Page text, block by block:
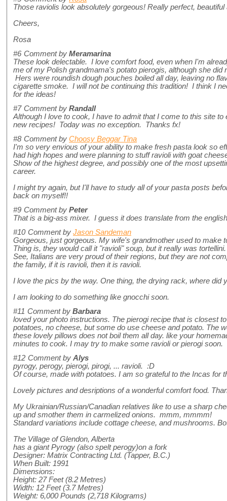
Those raviolis look absolutely gorgeous! Really perfect,
Cheers,
Rosa
#6 Comment by Meramarina
These look delectable. I love comfort food, even when I'm
me of my Polish grandmama's potato pierogis, although she did
Hers were roundish dough pouches boiled all day, leaving no
cigarette smoke. I will not be continuing this tradition! I think I
for the ideas!
#7 Comment by Randall
Although I love to cook, I have to admit that I come to this site
new recipes! Today was no exception. Thanks fx!
#8 Comment by Choosy Beggar Tina
I'm so very envious of your ability to make fresh pasta look so
had high hopes and were planning to stuff ravioli with goat
Show of the highest degree, and possibly one of the most
career.
I might try again, but I'll have to study all of your pasta posts
back on myself!!
#9 Comment by Peter
That is a big-ass mixer. I guess it does translate from the
#10 Comment by Jason Sandeman
Gorgeous, just gorgeous. My wife's grandmother used to make
Thing is, they would call it "ravioli" soup, but it really was
See, Italians are very proud of their regions, but they are not
the family, if it is ravioli, then it is ravioli.
I love the pics by the way. One thing, the drying rack, where did
I am looking to do something like gnocchi soon.
#11 Comment by Barbara
loved your photo instructions. The pierogi recipe that is closest
potatoes, no cheese, but some do use cheese and potato. The
these lovely pillows does not boil them all day. like your
minutes to cook. I may try to make some ravioli or pierogi soon.
#12 Comment by Alys
pyrogy, perogy, pierogi, pirogi, ... ravioli. :D
Of course, made with potatoes. I am so grateful to the Incas for
Lovely pictures and desriptions of a wonderful comfort food.
My Ukrainian/Russian/Canadian relatives like to use a sharp
up and smother them in carmelized onions. mmm, mmmm!
Standard variations include cottage cheese, and mushrooms.
The Village of Glendon, Alberta
has a giant Pyrogy (also spelt perogy)on a fork
Designer: Matrix Contracting Ltd. (Tapper, B.C.)
When Built: 1991
Dimensions:
Height: 27 Feet (8.2 Metres)
Width: 12 Feet (3.7 Metres)
Weight: 6,000 Pounds (2,718 Kilograms)